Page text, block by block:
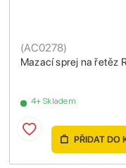
Mazací sprej na řetěz
(AC0278)
4+ Skladem
PŘIDAT DO